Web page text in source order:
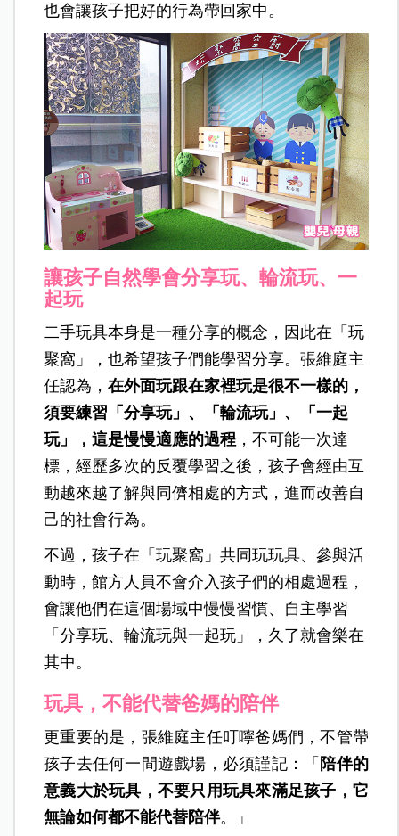
也會讓孩子把好的行為帶回家中。
讓孩子自然學會分享玩、輪流玩、一
起玩
二手玩具本身是一種分享的概念，因此在「玩
聚窩」，也希望孩子們能學習分享。張維庭主
任認為，在外面玩跟在家裡玩是很不一樣的，
須要練習「分享玩」、「輪流玩」、「一起
玩」，這是慢慢適應的過程 ，不可能一次達
標，經歷多次的反覆學習之後，孩子會經由互
動越來越了解與同儕相處的方式，進而改善自
己的社會行為。
不過，孩子在「玩聚窩」共同玩玩具、參與活
動時，館方人員不會介入孩子們的相處過程，
會讓他們在這個場域中慢慢習慣、自主學習
「分享玩、輪流玩與一起玩」，久了就會樂在
其中。
玩具，不能代替爸媽的陪伴
更重要的是，張維庭主任叮嚀爸媽們，不管帶
孩子去任何一間遊戲場，必須謹記：「 陪伴的
意義大於玩具，不要只用玩具來滿足孩子，它
無論如何都不能代替陪伴。」